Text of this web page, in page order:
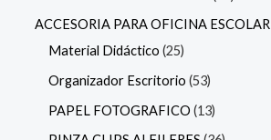
ACCESORIA PARA OFICINA ESCOLAR
Material Didáctico 25
Organizador Escritorio 53
PAPEL FOTOGRAFICO 13